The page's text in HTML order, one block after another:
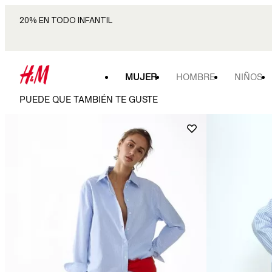
20% EN TODO INFANTIL
MUJER HOMBRE NIÑOS
PUEDE QUE TAMBIÉN TE GUSTE